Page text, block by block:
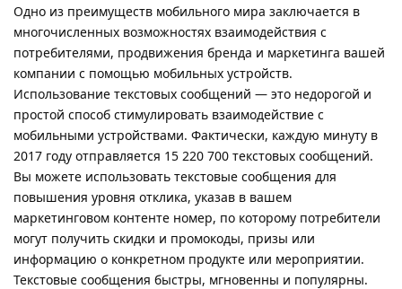
Одно из преимуществ мобильного мира заключается в
многочисленных возможностях взаимодействия с
потребителями, продвижения бренда и маркетинга вашей
компании с помощью мобильных устройств.
Использование текстовых сообщений — это недорогой и
простой способ стимулировать взаимодействие с
мобильными устройствами. Фактически, каждую минуту в
2017 году отправляется 15 220 700 текстовых сообщений.
Вы можете использовать текстовые сообщения для
повышения уровня отклика, указав в вашем
маркетинговом контенте номер, по которому потребители
могут получить скидки и промокоды, призы или
информацию о конкретном продукте или мероприятии.
Текстовые сообщения быстры, мгновенны и популярны.